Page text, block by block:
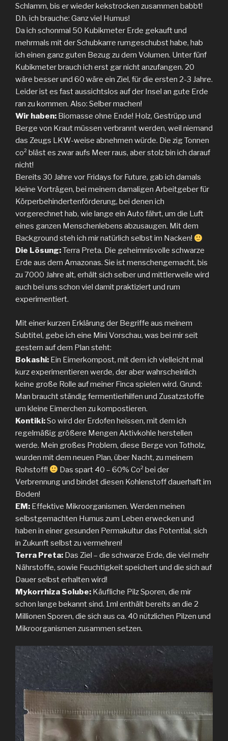
Schlamm, bis er wieder kekstrocken zusammen babbt!
D.h. ich brauche: Ganz viel Humus!
Da ich schonmal 50 Kubikmeter Erde gekauft und
mehrmals mit der Schubkarre rumgeschubst habe, hab
ich einen ganz guten Bezug zu dem Volumen. Unter fünf
Kubikmeter brauch ich erst gar nicht anzufangen. 20
wäre besser und 60 wäre ein Ziel, für die ersten 2-3 Jahre.
Leider ist es fast aussichtslos auf der Insel an gute Erde
ran zu kommen. Also: Selber machen!
Wir haben: Biomasse ohne Ende! Holz, Gestrüpp und
Berge von Kraut müssen verbrannt werden, weil niemand
das Zeugs LKW-weise abnehmen würde. Die zig Tonnen
co² bläst es zwar aufs Meer raus, aber stolz bin ich darauf
nicht!
Bereits 30 Jahre vor Fridays for Future, gab ich damals
kleine Vorträgen, bei meinem damaligen Arbeitgeber für
Körperbehindertenförderung, bei denen ich
vorgerechnet hab, wie lange ein Auto fährt, um die Luft
eines ganzen Menschenlebens abzusaugen. Mit dem
Background steh ich mir natürlich selbst im Nacken!
Die Lösung:Terra Preta. Die geheimnisvolle schwarze
Erde aus dem Amazonas. Sie ist menschengemacht, bis
zu 7000 Jahre alt, erhält sich selber und mittlerweile wird
auch bei uns schon viel damit praktiziert und rum
experimentiert.
Mit einer kurzen Erklärung der Begriffe aus meinem
Subtitel, gebe ich eine Mini Vorschau, was bei mir seit
gestern auf dem Plan steht:
Bokashi: Ein Eimerkompost, mit dem ich vielleicht mal
kurz experimentieren werde, der aber wahrscheinlich
keine große Rolle auf meiner Finca spielen wird. Grund:
Man braucht ständig fermentierhilfen und Zusatzstoffe
um kleine Eimerchen zu kompostieren.
Kontiki:So wird der Erdofen heissen, mit dem ich
regelmäßig größere Mengen Aktivkohle herstellen
werde. Mein großes Problem, diese Berge von Totholz,
wurden mit dem neuen Plan, über Nacht, zu meinem
Rohstoff!
Das spart 40 – 60% Co² bei der
Verbrennung und bindet diesen Kohlenstoff dauerhaft im
Boden!
EM: Effektive Mikroorganismen. Werden meinen
selbstgemachten Humus zum Leben erwecken und
haben in einer gesunden Permakultur das Potential, sich
in Zukunft selbst zu vermehren!
Terra Preta: Das Ziel – die schwarze Erde, die viel mehr
Nährstoffe, sowie Feuchtigkeit speichert und die sich auf
Dauer selbst erhalten wird!
Mykorrhiza Solube: Käufliche Pilz Sporen, die mir
schon lange bekannt sind. 1ml enthält bereits an die 2
Millionen Sporen, die sich aus ca. 40 nützlichen Pilzen und
Mikroorganismen zusammen setzen.